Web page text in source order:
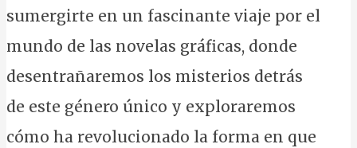
sumergirte en un fascinante viaje por el
mundo de las novelas gráficas, donde
desentrañaremos los misterios detrás
de este género único y exploraremos
cómo ha revolucionado la forma en que